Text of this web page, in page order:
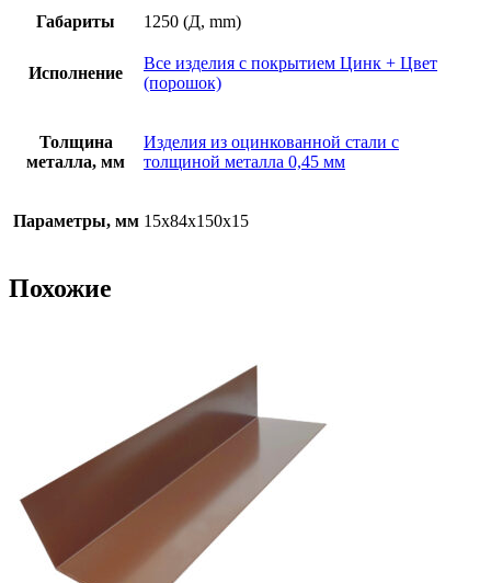
Габариты 1250 (Д, mm)
Исполнение
Все изделия с покрытием Цинк + Цвет
(порошок)
Толщина
металла, мм
Изделия из оцинкованной стали с
толщиной металла 0,45 мм
Параметры, мм 15х84х150х15
Похожие